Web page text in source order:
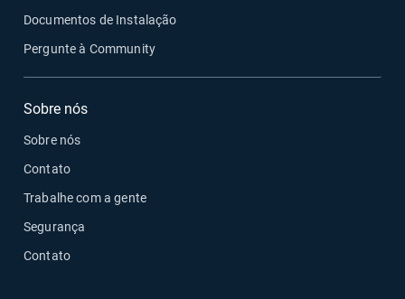
Documentos de Instalação
Pergunte à Community
Sobre nós
Sobre nós
Contato
Trabalhe com a gente
Segurança
Contato